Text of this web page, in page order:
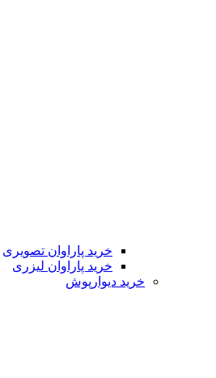
خرید پاراوان تصویری
خرید پاراوان لیزری
خرید دیوارپوش